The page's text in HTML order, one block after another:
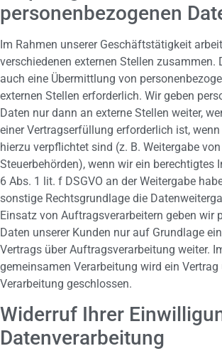
personenbezogenen
Im Rahmen unserer Geschäftstätigkeit
verschiedenen externen Stellen zusammen.
auch eine Übermittlung von
externen Stellen erforderlich. Wir geben
Daten nur dann an externe Stellen weiter,
einer Vertragserfüllung erforderlich ist,
hierzu verpflichtet sind (z. B. Weitergabe
Steuerbehörden), wenn wir ein berechtigtes
6 Abs. 1 lit. f DSGVO an der Weitergabe
sonstige Rechtsgrundlage die
Einsatz von Auftragsverarbeitern geben wir
Daten unserer Kunden nur auf Grundlage
Vertrags über Auftragsverarbeitung weiter.
gemeinsamen Verarbeitung wird ein
Verarbeitung geschlossen.
Widerruf Ihrer
Datenverarbeitung